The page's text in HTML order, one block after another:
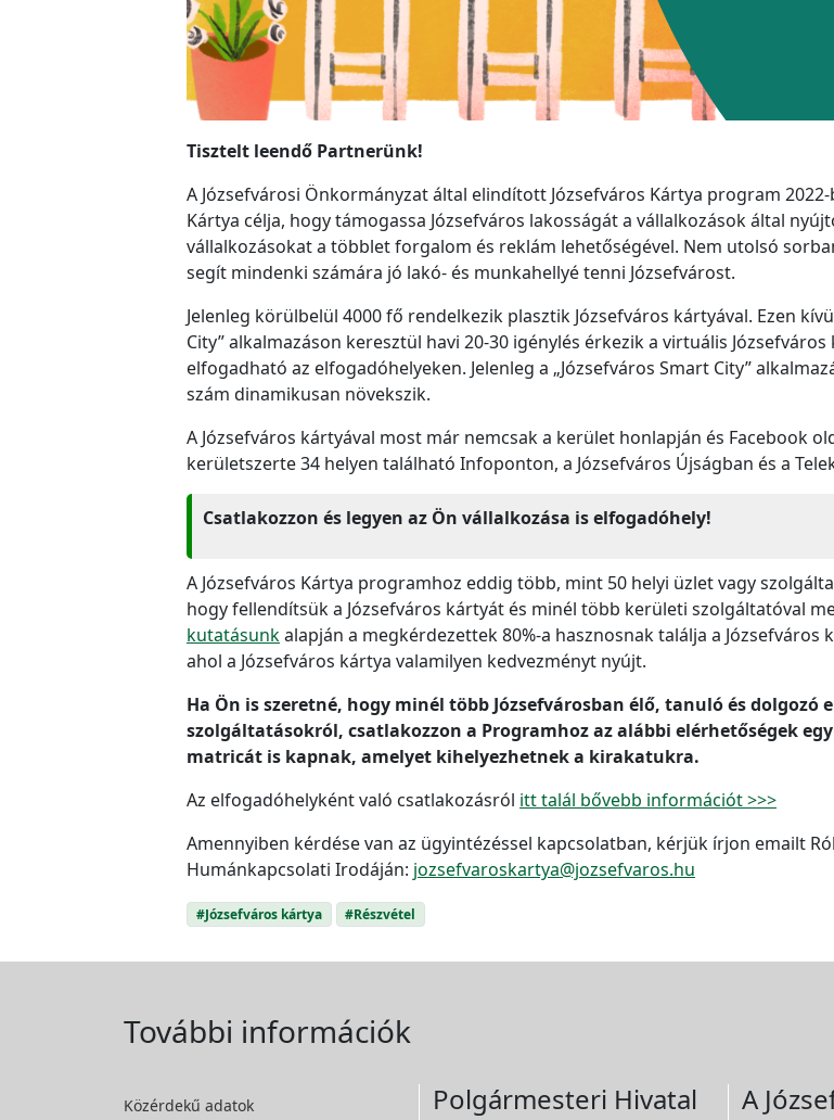
Tisztelt leendő Partnerünk!
A Józsefvárosi Önkormányzat által elindított Józsefváros Kártya program
Kártya célja, hogy támogassa Józsefváros lakosságát a vállalkozások által
vállalkozásokat a többlet forgalom és reklám lehetőségével. Nem utolsó
segít mindenki számára jó lakó- és munkahellyé tenni Józsefvárost.
Jelenleg körülbelül 4000 fő rendelkezik plasztik Józsefváros kártyával. Ezen
City” alkalmazáson keresztül havi 20-30 igénylés érkezik a virtuális
elfogadható az elfogadóhelyeken. Jelenleg a „Józsefváros Smart City”
szám dinamikusan növekszik.
A Józsefváros kártyával most már nemcsak a kerület honlapján és Facebook
kerületszerte 34 helyen található Infoponton, a Józsefváros Újságban és a
Csatlakozzon és legyen az Ön vállalkozása is elfogadóhely!
A Józsefváros Kártya programhoz eddig több, mint 50 helyi üzlet vagy
hogy fellendítsük a Józsefváros kártyát és minél több kerületi szolgáltatóval
kutatásunkalapján a megkérdezettek 80%-a hasznosnak találja a
ahol a Józsefváros kártya valamilyen kedvezményt nyújt.
Ha Ön is szeretné, hogy minél több Józsefvárosban élő, tanuló és
szolgáltatásokról, csatlakozzon a Programhoz az alábbi elérhetőségek
matricát is kapnak, amelyet kihelyezhetnek a kirakatukra.
Az elfogadóhelyként való csatlakozásról itt talál bővebb információt >>>
Amennyiben kérdése van az ügyintézéssel kapcsolatban, kérjük írjon emailt
Humánkapcsolati Irodáján: jozsefvaroskartya@jozsefvaros.hu
#Józsefváros kártya #Részvétel
További információk
Közérdekű adatok Polgármesteri Hivatal A